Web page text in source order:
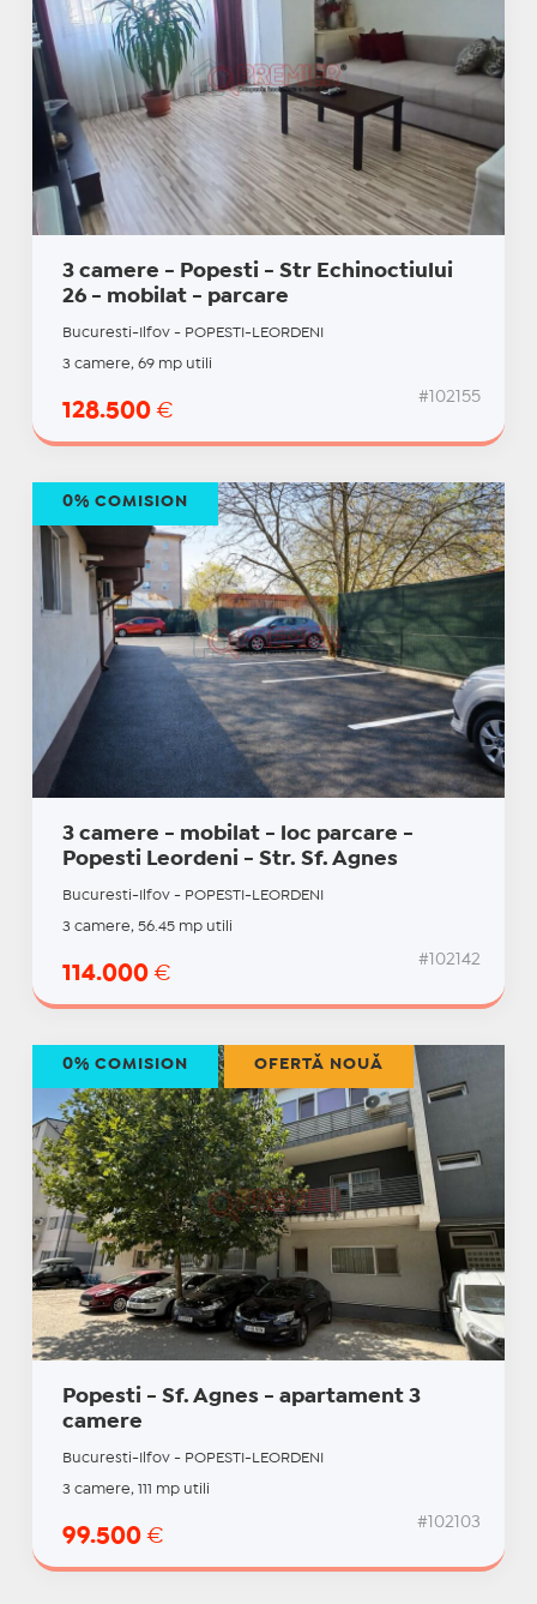
3 camere - Popesti - Str Echinoctiului
26 - mobilat - parcare
Bucuresti-Ilfov - POPESTI-LEORDENI
3 camere, 69 mp utili
128.500 €
#102155
3 camere - mobilat - loc parcare -
Popesti Leordeni - Str. Sf. Agnes
Bucuresti-Ilfov - POPESTI-LEORDENI
3 camere, 56.45 mp utili
114.000 €
#102142
0% COMISION
Popesti - Sf. Agnes - apartament 3
camere
Bucuresti-Ilfov - POPESTI-LEORDENI
3 camere, 111 mp utili
99.500 €
#102103
0% COMISION OFERTĂ NOUĂ